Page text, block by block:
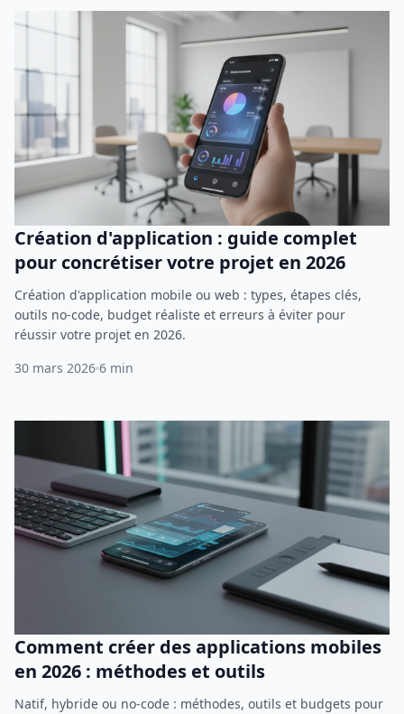
Création d'application : guide complet
pour concrétiser votre projet en 2026
Création d'application mobile ou web : types, étapes clés,
outils no-code, budget réaliste et erreurs à éviter pour
réussir votre projet en 2026.
30 mars 2026 6 min
Comment créer des applications mobiles
en 2026 : méthodes et outils
Natif, hybride ou no-code : méthodes, outils et budgets pour